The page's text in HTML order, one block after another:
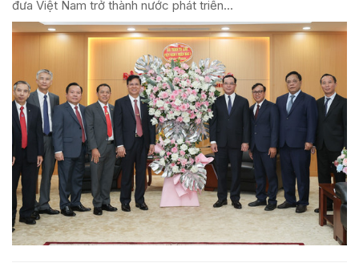
đưa Việt Nam trở thành nước phát triển...